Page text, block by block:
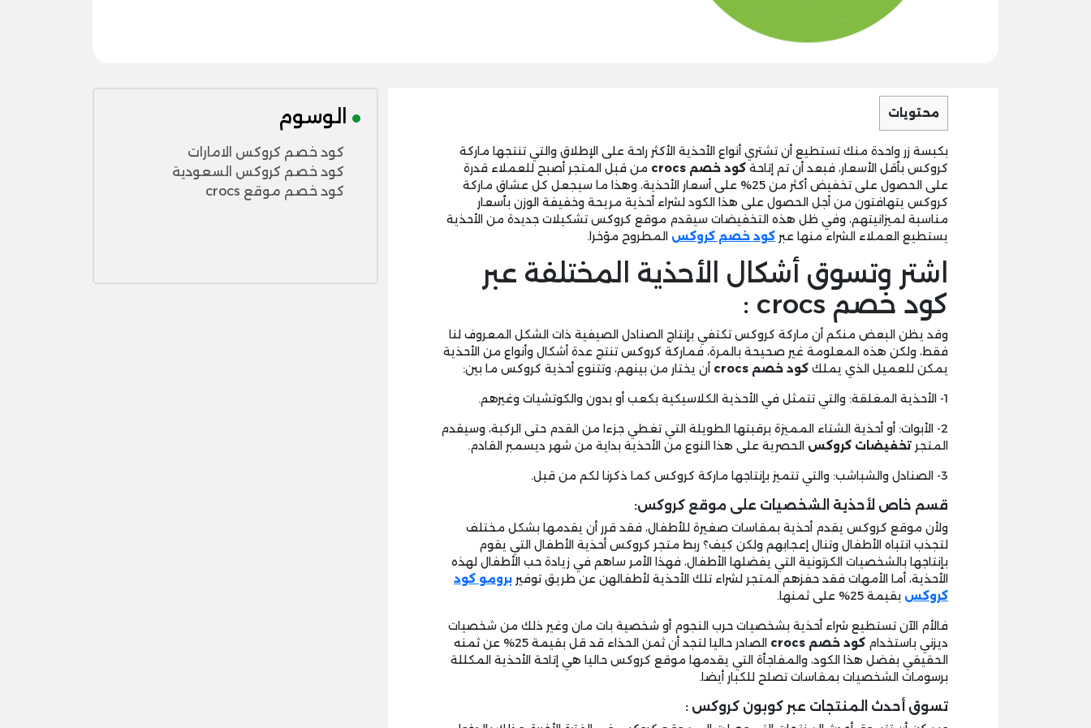
محتويات
بكبسة زر واحدة منك تستطيع أن تشتري أنواع الأحذية الأكثر راحة على الإطلاق والتي تنتجها ماركة
كروكس بأقل الأسعار، فبعد أن تم إتاحة كود خصم crocs
من قبل المتجر أصبح للعملاء قدرة
على الحصول على تخفيض أكثر من 25% على أسعار الأحذية، وهذا ما سيجعل كل عشاق ماركة
كروكس يتهافتون من أجل الحصول على هذا الكود لشراء أحذية مريحة وخفيفة الوزن بأسعار
مناسبة لميزانيتهم، وفي ظل هذه التخفيضات سيقدم موقع كروكس تشكيلات جديدة من الأحذية
يستطيع العملاء الشراء منها عبر كود خصم كروكس المطروح مؤخرا.
اشتر وتسوق أشكال الأحذية المختلفة عبر
كود خصم crocs :
وقد يظن البعض منكم أن ماركة كروكس تكتفي بإنتاج الصنادل الصيفية ذات الشكل المعروف لنا
فقط، ولكن هذه المعلومة غير صحيحة بالمرة، فماركة كروكس تنتج عدة أشكال وأنواع من الأحذية
يمكن للعميل الذي يملك كود خصم crocs أن يختار من بينهم، وتتنوع أحذية كروكس ما بين:
1- الأحذية المغلقة: والتي تتمثل في الأحذية الكلاسيكية بكعب أو بدون والكوتشيات وغيرهم.
2- الأبوات: أو أحذية الشتاء المميزة برقبتها الطويلة التي تغطي جزءا من القدم حتى الركبة، وسيقدم
المتجر تخفيضات كروكس الحصرية على هذا النوع من الأحذية بداية من شهر ديسمبر القادم.
3- الصنادل والشباشب: والتي تتميز بإنتاجها ماركة كروكس كما ذكرنا لكم من قبل.
قسم خاص لأحذية الشخصيات على موقع كروكس:
ولأن موقع كروكس يقدم أحذية بمقاسات صغيرة للأطفال، فقد قرر أن يقدمها بشكل مختلف
لتجذب انتباه الأطفال وتنال إعجابهم ولكن كيف؟ ربط متجر كروكس أحذية الأطفال التي يقوم
بإنتاجها بالشخصيات الكرتونية التي يفضلها الأطفال، فهذا الأمر ساهم في زيادة حب الأطفال لهذه
الأحذية، أما الأمهات فقد حفزهم المتجر لشراء تلك الأحذية لأطفالهن عن طريق توفير برومو كود
كروكس بقيمة 25% على ثمنها.
فالأم الآن تستطيع شراء أحذية بشخصيات حرب النجوم أو شخصية بات مان وغير ذلك من شخصيات
ديزني باستخدام كود خصم crocs
الصادر حاليا لتجد أن ثمن الحذاء قد قل بقيمة 25% عن ثمنه
الحقيقي بفضل هذا الكود، والمفاجأة التي يقدمها موقع كروكس حاليا هي إتاحة الأحذية المكللة
برسومات الشخصيات بمقاسات تصلح للكبار أيضا.
تسوق أحدث المنتجات عبر كوبون كروكس :
الوسوم
كود خصم كروكس الامارات
كود خصم كروكس السعودية
كود خصم موقع crocs